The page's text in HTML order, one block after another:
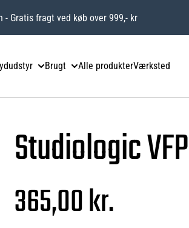
Gratis fragt ved køb over 999,- kr
Brugt Alle produkterVærksted
Studiologic
365,00 kr.